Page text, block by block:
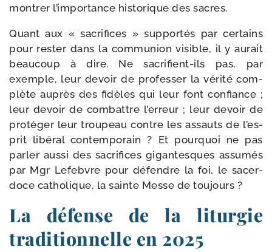
mon­trer l’im­portance his­to­rique des sacres.
Quant aux « sacri­fices » sup­portés par cer­tains
pour res­ter dans la com­mu­nion visible, il y aurait
beau­coup à dire. Ne sa­crifient-​ils pas, par
exemple, leur devoir de pro­fes­ser la véri­té com­
plète auprès des fidèles qui leur font confiance ;
leur devoir de com­battre l’er­reur ; leur devoir de
pro­té­ger leur trou­peau contre les assauts de l’es­
prit libé­ral contem­po­rain ? Et pour­quoi ne pas
par­ler aus­si des sacri­fices gigan­tesques assu­més
par Mgr Lefebvre pour défendre la foi, le sacer­
doce ca­tholique, la sainte Messe de toujours ?
La défense de la liturgie
tradition­nelle en 2025